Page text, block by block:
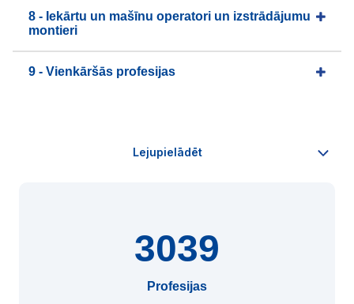
8 - Iekārtu un mašīnu operatori un izstrādājumu
montieri
9 - Vienkāršās profesijas
3039
Profesijas